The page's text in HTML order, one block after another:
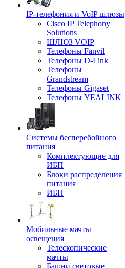
IP-телефония и VoIP шлюзы
Cisco IP Telephony
Solutions
ШЛЮЗ VOIP
Телефоны Fanvil
Телефоны D-Link
Телефоны
Grandstream
Телефоны Gigaset
Телефоны YEALINK
Системы бесперебойного
питания
Комплектующие для
ИБП
Блоки распределения
питания
ИБП
Мобильные мачты
освещения
Телескопические
мачты
Башни световые